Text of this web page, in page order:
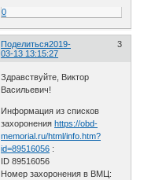
0
Поделиться 3
2019-
03-13 13:15:27
Здравствуйте, Виктор
Васильевич!
Информация из списков
захороненияhttps://obd-
memorial.ru/html/info.htm?
id=89516056 :
ID 89516056
Номер захоронения в ВМЦ: